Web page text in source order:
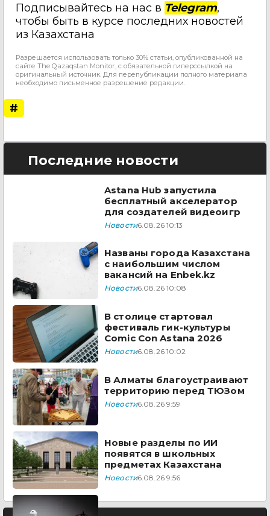
Подписывайтесь на нас в Telegram,
чтобы быть в курсе последних новостей
из Казахстана
Разрешается использовать только 30% статьи, опубликованной на
сайте The Qazaqstan Monitor, с обязательной гиперссылкой на
оригинальный источник. Для перепубликации полного материала
необходимо письменное разрешение редакции.
#
Последние новости
Astana Hub запустила
бесплатный акселератор
для создателей видеоигр
Новости6.08.26 10:13
Названы города Казахстана
с наибольшим числом
вакансий на Enbek.kz
Новости6.08.26 10:08
В столице стартовал
фестиваль гик-культуры
Comic Con Astana 2026
Новости6.08.26 10:02
В Алматы благоустраивают
территорию перед ТЮЗом
Новости6.08.26 9:59
Новые разделы по ИИ
появятся в школьных
предметах Казахстана
Новости6.08.26 9:56